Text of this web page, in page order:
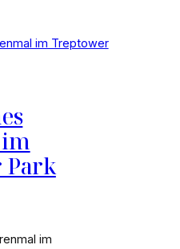
Park
im